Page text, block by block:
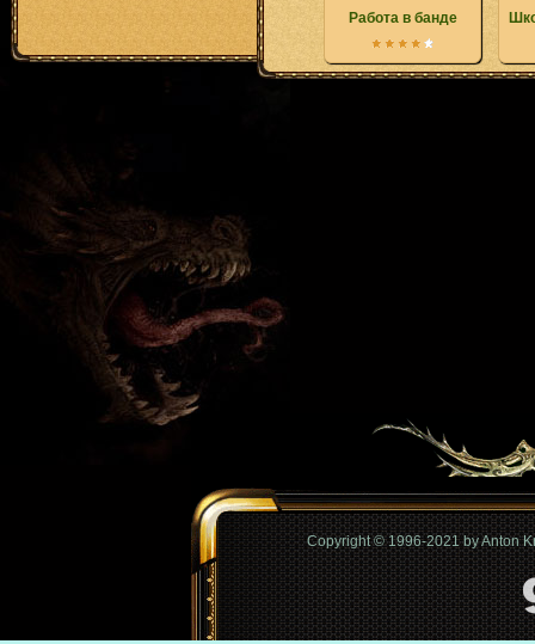
Работа в банде
Copyright © 1996-2021 by Anton